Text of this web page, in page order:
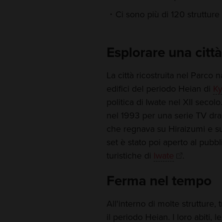
Ci sono più di 120
Esplorare una
La città ricostruita nel Parco
edifici del periodo Heian di
politica di Iwate nel XII
nel 1993 per una serie TV
che regnava su Hiraizumi e
set è stato poi aperto al
turistiche di
Iwate
Ferma nel tempo
All'interno di molte strutture,
il periodo Heian. I loro abiti,